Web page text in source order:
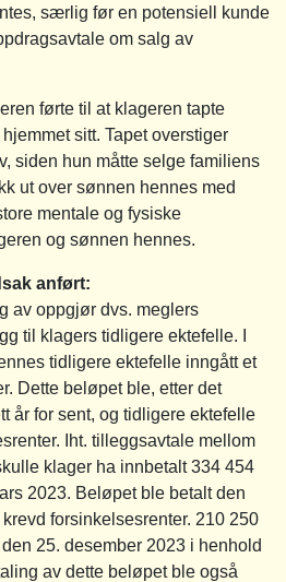
særlig før en potensiell kunde
om salg av
førte til at klageren tapte
sitt. Tapet overstiger
siden hun måtte selge familiens
ut over sønnen hennes med
mentale og fysiske
og sønnen hennes.
anført:
av oppgjør dvs. meglers
til klagers tidligere ektefelle. I
tidligere ektefelle inngått et
Dette beløpet ble, etter det
år for sent, og tidligere ektefelle
Iht. tilleggsavtale mellom
klager ha innbetalt 334 454
2023. Beløpet ble betalt den
forsinkelsesrenter. 210 250
25. desember 2023 i henhold
av dette beløpet ble også